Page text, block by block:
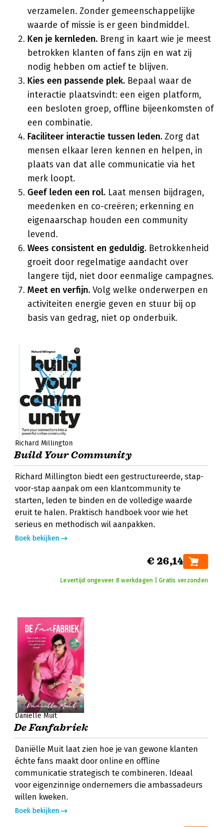
verzamelen. Zonder gemeenschappelijke
waarde of missie is er geen bindmiddel.
Ken je kernleden. Breng in kaart wie je meest
betrokken klanten of fans zijn en wat zij
nodig hebben om actief te blijven.
Kies een passende plek. Bepaal waar de
interactie plaatsvindt: een eigen platform,
een besloten groep, offline bijeenkomsten of
een combinatie.
Faciliteer interactie tussen leden. Zorg dat
mensen elkaar leren kennen en helpen, in
plaats van dat alle communicatie via het
merk loopt.
Geef leden een rol. Laat mensen bijdragen,
meedenken en co-creëren; erkenning en
eigenaarschap houden een community
levend.
Wees consistent en geduldig. Betrokkenheid
groeit door regelmatige aandacht over
langere tijd, niet door eenmalige campagnes.
Meet en verfijn. Volg welke onderwerpen en
activiteiten energie geven en stuur bij op
basis van gedrag, niet op onderbuik.
Richard Millington
Build Your Community
Richard Millington biedt een gestructureerde, stap-
voor-stap aanpak om een klantcommunity te
starten, leden te binden en de volledige waarde
eruit te halen. Praktisch handboek voor wie het
serieus en methodisch wil aanpakken.
Boek bekijken
€ 26,14
Levertijd ongeveer 8 werkdagen | Gratis verzonden
Daniëlle Muit
De Fanfabriek
Daniëlle Muit laat zien hoe je van gewone klanten
échte fans maakt door online en offline
communicatie strategisch te combineren. Ideaal
voor eigenzinnige ondernemers die ambassadeurs
willen kweken.
Boek bekijken